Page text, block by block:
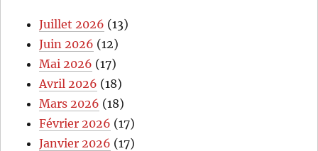
Juillet 2026 (13)
Juin 2026 (12)
Mai 2026 (17)
Avril 2026 (18)
Mars 2026 (18)
Février 2026 (17)
Janvier 2026 (17)